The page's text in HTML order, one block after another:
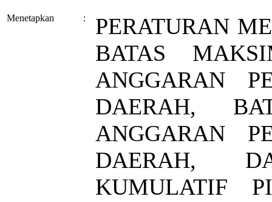
Menetapkan :
PERATURAN
BATAS
ANGGARAN
DAERAH,
ANGGARAN
DAERAH,
KUMULATIF